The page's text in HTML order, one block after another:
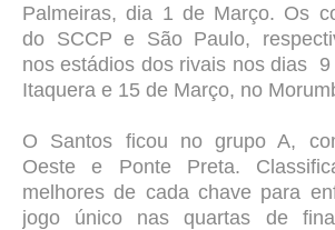
Palmeiras, dia 1 de Março. Os
do SCCP e São Paulo,
nos estádios dos rivais nos dias
Itaquera e 15 de Março, no
O Santos ficou no grupo A,
Oeste e Ponte Preta.
melhores de cada chave para
jogo único nas quartas de